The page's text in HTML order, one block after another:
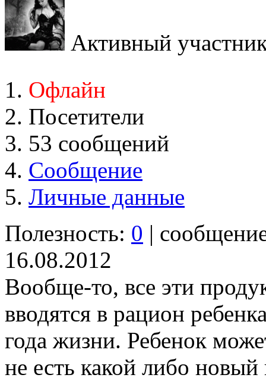
Активный
Офлайн
Посетители
53 сообщений
Сообщение
Личные данные
Полезность: 0 |
16.08.2012
Вообще-то, все эти
вводятся в рацион
года жизни. Ребенок
не есть какой либо